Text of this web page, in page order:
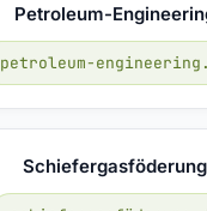
Petroleum-
petroleum-
Schiefergasföderung